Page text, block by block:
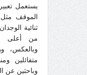
يستعمل
الموقف مثل
ثنائية
من أعلى
وبالعكس،
متفائلين
وباحثين عن